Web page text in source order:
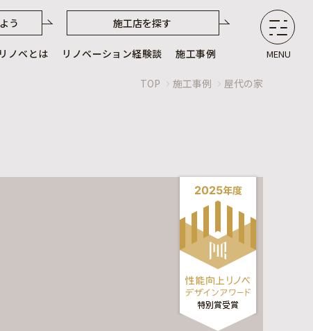
ノベとは リノベーション経験談 施工事例
う 施工店を探す
MENU
TOP 施工事例 屋代の家
2025年度
特別賞受賞